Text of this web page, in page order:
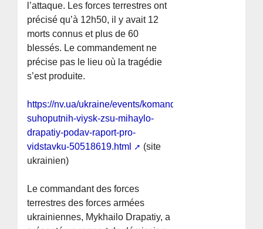
l’attaque. Les forces terrestres ont
précisé qu’à 12h50, il y avait 12
morts connus et plus de 60
blessés. Le commandement ne
précise pas le lieu où la tragédie
s’est produite.
https://nv.ua/ukraine/events/komanduvach-
suhoputnih-viysk-zsu-mihaylo-
drapatiy-podav-raport-pro-
vidstavku-50518619.html
(site
ukrainien)
Le commandant des forces
terrestres des forces armées
ukrainiennes, Mykhailo Drapatiy, a